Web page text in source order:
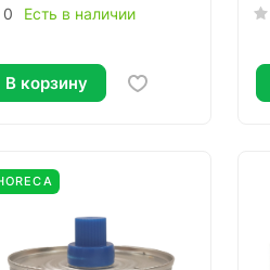
0 Есть в наличии
В корзину